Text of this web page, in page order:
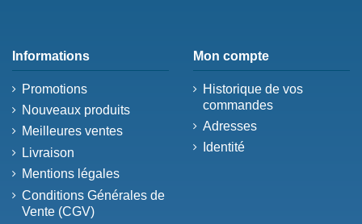
Informations
Promotions
Nouveaux produits
Meilleures ventes
Livraison
Mentions légales
Conditions Générales de
Vente (CGV)
Mon compte
Historique de vos
commandes
Adresses
Identité